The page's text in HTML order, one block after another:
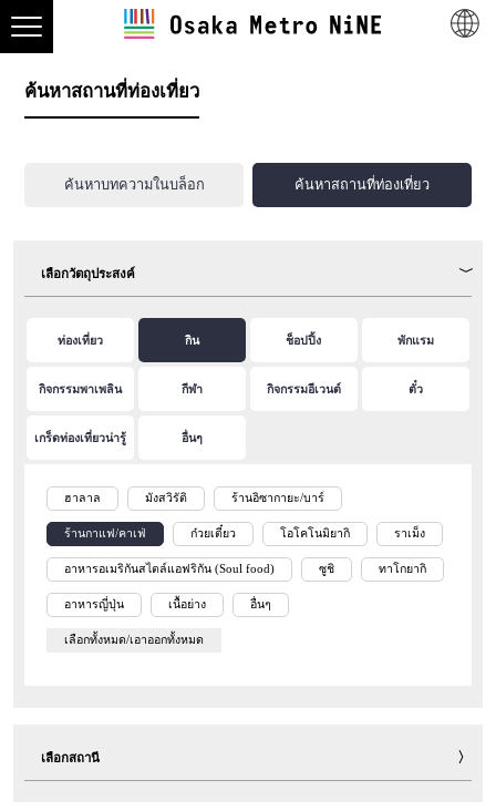
ค้นหาสถานที่ท่องเที่ยว
ค้นหาบทความในบล็อก ค้นหาสถานที่ท่องเที่ยว
เลือกวัตถุประสงค์
ท่องเที่ยว กิน ช็อปปิ้ง พักแรม
กิจกรรมพาเพลิน กีฬา กิจกรรมอีเวนต์ ตั๋ว
เกร็ดท่องเที่ยวน่ารู้ อื่นๆ
ฮาลาล มังสวิรัติ ร้านอิซากายะ/บาร์
ร้านกาแฟ/คาเฟ่ ก๋วยเตี๋ยว โอโคโนมิยากิ ราเม็ง
อาหารอเมริกันสไตล์แอฟริกัน (Soul food) ซูชิ ทาโกยากิ
อาหารญี่ปุ่น เนื้อย่าง อื่นๆ
เลือกทั้งหมด/เอาออกทั้งหมด
เลือกสถานี